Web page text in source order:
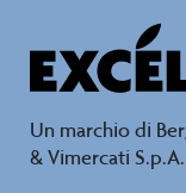
Un marchio di
& Vimercati S.p.A.